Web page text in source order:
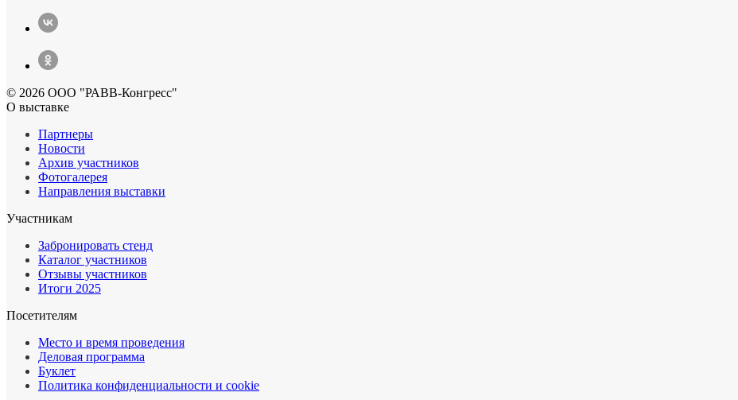
© 2026 ООО "РАВВ-Конгресс"
О выставке
Партнеры
Новости
Архив участников
Фотогалерея
Направления выставки
Участникам
Забронировать стенд
Каталог участников
Отзывы участников
Итоги 2025
Посетителям
Место и время проведения
Деловая программа
Буклет
Политика конфиденциальности и cookie